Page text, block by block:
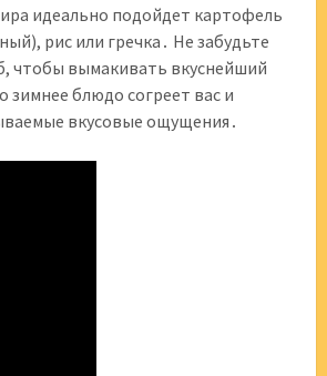
идеально подойдет картофель
рис или гречка․ Не забудьте
чтобы вымакивать вкуснейший
зимнее блюдо согреет вас и
вкусовые ощущения․